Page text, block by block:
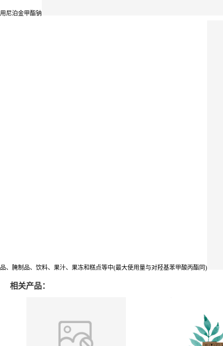
用尼泊金甲酯钠
品、腌制品、饮料、果汁、果冻和糕点等中(最大使用量与对羟基苯甲酸丙酯同)
相关产品：